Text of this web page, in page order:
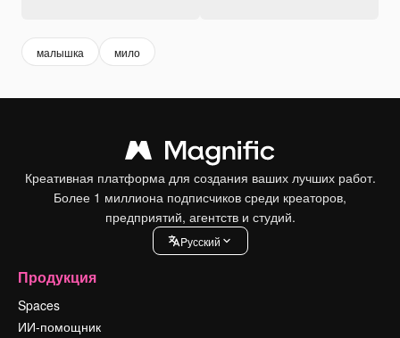
малышка мило
Креативная платформа для создания ваших лучших работ.
Более 1 миллиона подписчиков среди креаторов,
предприятий, агентств и студий.
Pусский
Продукция
Spaces
ИИ-помощник